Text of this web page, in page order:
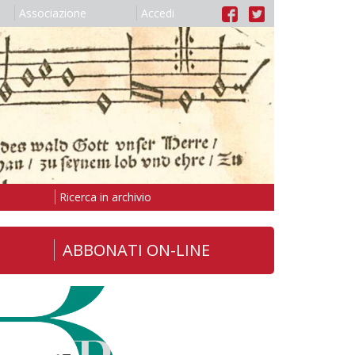
Associazione Accedi
Ricerca in archivio
ABBONATI ON-LINE